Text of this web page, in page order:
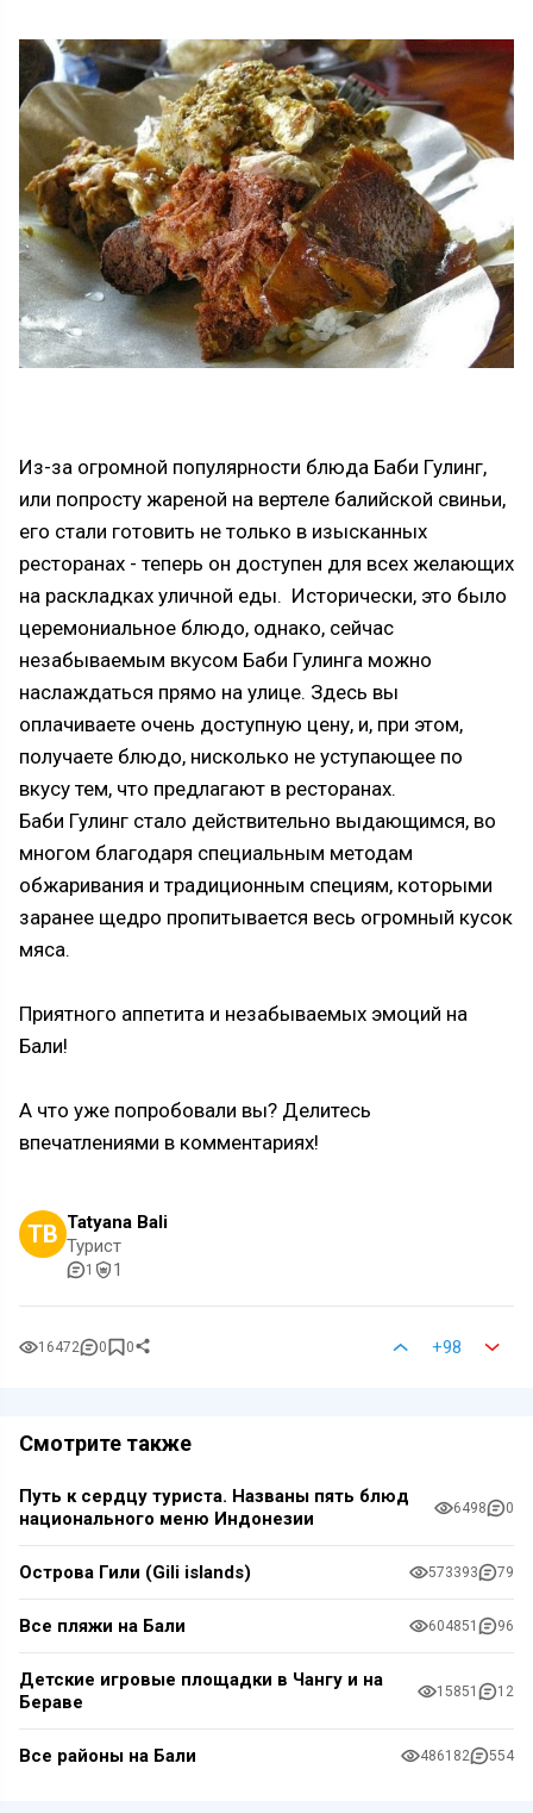
Из-за огромной популярности блюда Баби Гулинг,
или попросту жареной на вертеле балийской свиньи,
его стали готовить не только в изысканных
ресторанах - теперь он доступен для всех желающих
на раскладках уличной еды. Исторически, это было
церемониальное блюдо, однако, сейчас
незабываемым вкусом Баби Гулинга можно
наслаждаться прямо на улице. Здесь вы
оплачиваете очень доступную цену, и, при этом,
получаете блюдо, нисколько не уступающее по
вкусу тем, что предлагают в ресторанах.
Баби Гулинг стало действительно выдающимся, во
многом благодаря специальным методам
обжаривания и традиционным специям, которыми
заранее щедро пропитывается весь огромный кусок
мяса.
Приятного аппетита и незабываемых эмоций на
Бали!
А что уже попробовали вы? Делитесь
впечатлениями в комментариях!
TB Tatyana Bali
Турист
1 1
16472 0 0 +98
Смотрите также
Путь к сердцу туриста. Названы пять блюд
национального меню Индонезии
6498 0
Острова Гили (Gili islands) 573393 79
Все пляжи на Бали 604851 96
Детские игровые площадки в Чангу и на
Бераве
15851 12
Все районы на Бали 486182 554